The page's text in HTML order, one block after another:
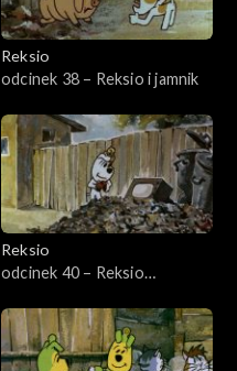
Reksio
odcinek 38 – Reksio i jamnik
Reksio
odcinek 40 – Reksio